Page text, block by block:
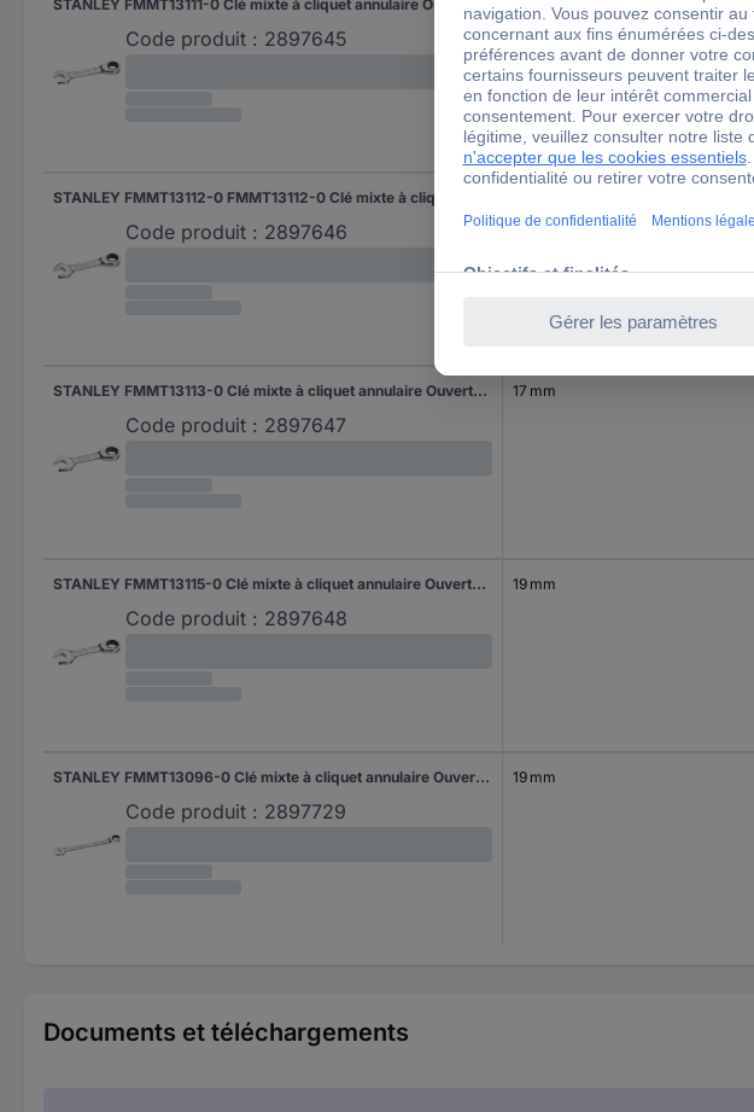
STANLEY FMMT13111-0 Clé mixte à cliquet annulaire Ouverture de clé (métrique) 13 mm
Code produit : 2897645
13 mm
Code produit : 2897646
STANLEY FMMT13113-0 Clé mixte à cliquet annulaire Ouverture de clé (métrique) 17 mm
Code produit : 2897647
17 mm
STANLEY FMMT13115-0 Clé mixte à cliquet annulaire Ouverture de clé (métrique) 19 mm
Code produit : 2897648
19 mm
STANLEY FMMT13096-0 Clé mixte à cliquet annulaire Ouverture de clé (métrique) 19 mm
Code produit : 2897729
19 mm
Documents et téléchargements